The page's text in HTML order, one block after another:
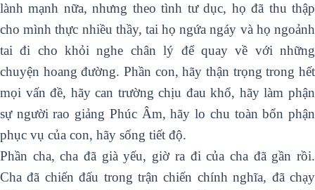
lành mạnh nữa, nhưng theo tình tư dục, họ đã thu thập
cho mình thực nhiều thầy, tai họ ngứa ngáy và họ ngoảnh
tai đi cho khỏi nghe chân lý để quay về với những
chuyện hoang đường. Phần con, hãy thận trọng trong hết
mọi vấn đề, hãy can trường chịu đau khổ, hãy làm phận
sự người rao giảng Phúc Âm, hãy lo chu toàn bổn phận
phục vụ của con, hãy sống tiết độ.
Phần cha, cha đã già yếu, giờ ra đi của cha đã gần rồi.
Cha đã chiến đấu trong trận chiến chính nghĩa, đã chạy